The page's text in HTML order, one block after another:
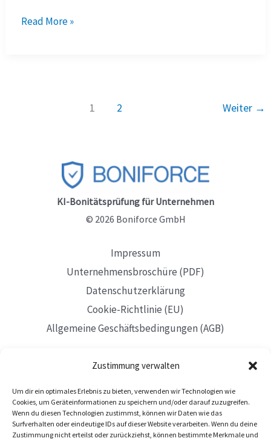
Zustimmung verwalten
Um dir ein optimales Erlebnis zu bieten, verwenden wir Technologien wie
Cookies, um Geräteinformationen zu speichern und/oder darauf zuzugreifen.
Wenn du diesen Technologien zustimmst, können wir Daten wie das
Surfverhalten oder eindeutige IDs auf dieser Website verarbeiten. Wenn du deine
Zustimmung nicht erteilst oder zurückziehst, können bestimmte Merkmale und
Inkasso
Read More »
1 2 Weiter →
KI-Bonitätsprüfung für Unternehmen
© 2026 Boniforce GmbH
Impressum
Unternehmensbroschüre (PDF)
Datenschutzerklärung
Cookie-Richtlinie (EU)
Allgemeine Geschäftsbedingungen (AGB)
Mit Sitz in Düsseldorf